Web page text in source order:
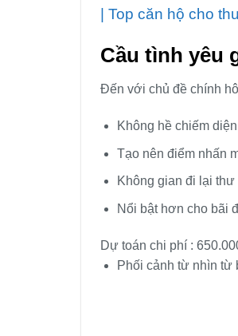
| Top căn hộ cho
Cầu tình yêu
Đến với chủ đề chính
Không hề chiếm
Tạo nên điểm nhấn
Không gian đi lại
Nổi bật hơn cho bãi
Dự toán chi phí :
Phối cảnh từ nhìn từ